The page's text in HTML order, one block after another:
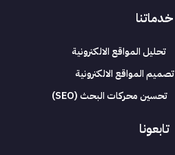
خدماتنا
تحليل المواقع الالكترونية
تصميم المواقع الالكترونية
تحسين محركات البحث (SEO)
تابعونا